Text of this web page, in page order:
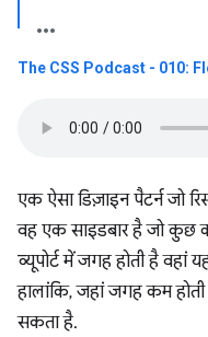
The CSS Podcast - 010:
एक ऐसा डिज़ाइन पैटर्न जो
वह एक साइडबार है जो कुछ
व्यूपोर्ट में जगह होती है वहां
हालांकि, जहां जगह कम
सकता है.